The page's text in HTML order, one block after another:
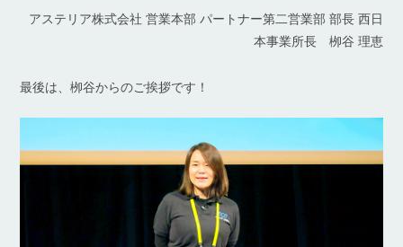
アステリア株式会社 営業本部 パートナー第二営業部 部長 西日
本事業所長 栁谷 理恵
最後は、栁谷からのご挨拶です！